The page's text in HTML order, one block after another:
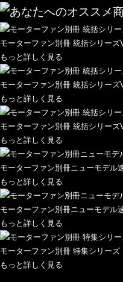
モーターファン別冊 統括シリー
もっと詳しく見る
モーターファン別冊 統括シリーズ
もっと詳しく見る
モーターファン別冊 統括シリー
もっと詳しく見る
モーターファン別冊ニューモデル
もっと詳しく見る
モーターファン別冊ニューモデル
もっと詳しく見る
モーターファン別冊 特集シリーズ
もっと詳しく見る